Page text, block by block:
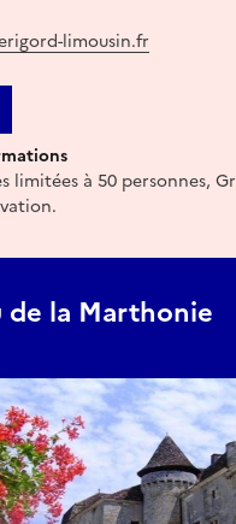
limousin.fr
limitées à 50 personnes,
de la Marthonie